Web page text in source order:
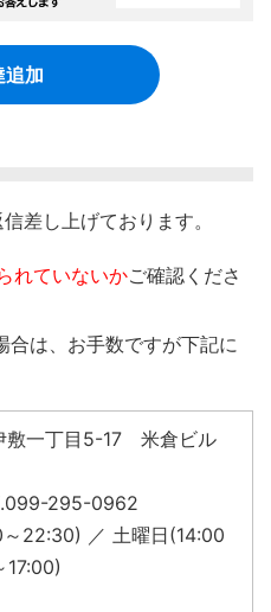
追加
差し上げております。
れていないかご確認くださ
合は、お手数ですが下記に
敷一丁目5-17 米倉ビル
295-0962
22:30) ／ 土曜日(14:00
17:00)